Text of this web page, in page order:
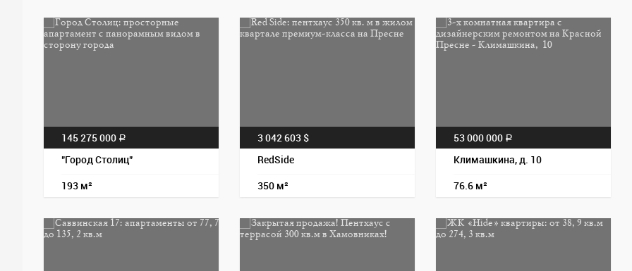
145 275 000 a
"Город Столиц"
193 м²
3 042 603 $
RedSide
350 м²
53 000 000 a
Климашкина, д. 10
76.6 м²